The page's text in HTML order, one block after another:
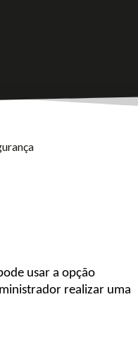
usar a opção
realizar uma